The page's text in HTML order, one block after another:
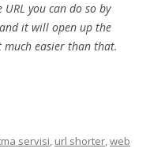
you can do so by
it will open up the
much easier than that.
servisi, url shorter,web